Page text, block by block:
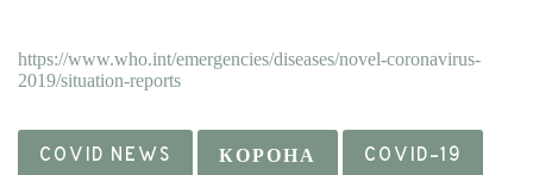
https://www.who.int/emergencies/diseases/novel-coronavirus-
2019/situation-reports
COVID NEWS КОРОНА COVID-19